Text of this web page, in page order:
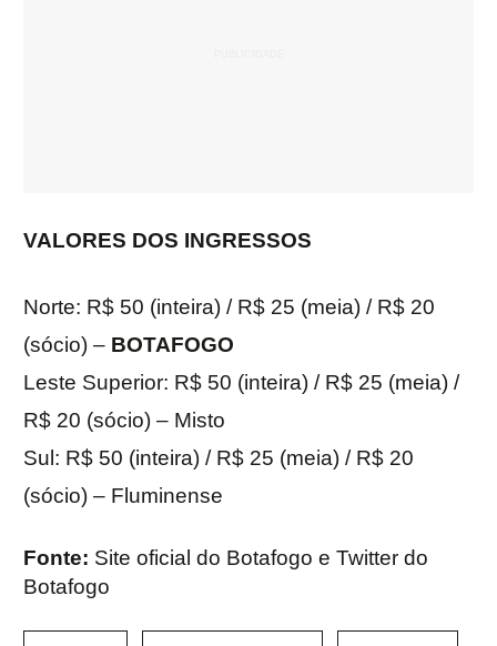
VALORES DOS INGRESSOS
Norte: R$ 50 (inteira) / R$ 25 (meia) / R$ 20
(sócio) – BOTAFOGO
Leste Superior: R$ 50 (inteira) / R$ 25 (meia) /
R$ 20 (sócio) – Misto
Sul: R$ 50 (inteira) / R$ 25 (meia) / R$ 20
(sócio) – Fluminense
Fonte: Site oficial do Botafogo e Twitter do
Botafogo